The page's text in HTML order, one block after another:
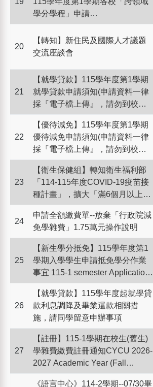
學分學程」申請
【Interdisciplinary Course
Program for ELECT】Application
for 115-1 semester
20
【轉知】新住民及國際人才議題
交流座談會
21
【就學貸款】115學年度第1學期
就學貸款申請須知(申請資料一律
採『電子檔上傳』，請勿到校繳
交！)
22
【優待減免】115學年度第1學期
優待減免申請須知(申請資料一律
採『電子檔上傳』，請勿到校繳
交!)
23
【衛生保健組】轉知衛生福利部
「114-115年度COVID-19疫苗接
種計畫」，擴大「滿6個月以上尚
未接種之民眾」公費接種延長至
本（115）年9月28日止，以提升
民眾免疫保護力，降低感染後併
發重症及死亡風險。
24
申請全額繳費單--放棄「行政院減
免學雜費」1.75萬元操作說明
25
【新生學分抵免】115學年度第1
學期入學學生申請抵免學分作業
事宜 115-1 semester Application
Procedure for Credit Transfer,
please read the instructions.
26
【就學貸款】115學年度起就學貸
款利息調降及畢業還款相關措
施，請同學留意申辦事項
27
【註冊】115-1學期在校生(舊生)
學雜費繳費註冊通知CYCU 2026-
2027 Academic Year (Fall
Semester) Registration Note for
《語言中心》114-2學期--07/30畢